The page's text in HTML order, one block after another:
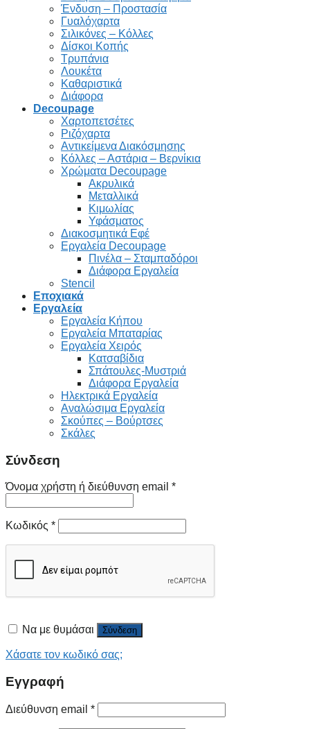
Ένδυση – Προστασία
Γυαλόχαρτα
Σιλικόνες – Κόλλες
Δίσκοι Κοπής
Τρυπάνια
Λουκέτα
Καθαριστικά
Διάφορα
Decoupage
Χαρτοπετσέτες
Ριζόχαρτα
Αντικείμενα Διακόσμησης
Κόλλες – Αστάρια – Βερνίκια
Χρώματα Decoupage
Ακρυλικά
Μεταλλικά
Κιμωλίας
Υφάσματος
Διακοσμητικά Εφέ
Εργαλεία Decoupage
Πινέλα – Σταμπαδόροι
Διάφορα Εργαλεία
Stencil
Εποχιακά
Εργαλεία
Εργαλεία Κήπου
Εργαλεία Μπαταρίας
Εργαλεία Χειρός
Κατσαβίδια
Σπάτουλες-Μυστριά
Διάφορα Εργαλεία
Ηλεκτρικά Εργαλεία
Αναλώσιμα Εργαλεία
Σκούπες – Βούρτσες
Σκάλες
Σύνδεση
Όνομα χρήστη ή διεύθυνση email *
Κωδικός *
Να με θυμάσαι Σύνδεση
Χάσατε τον κωδικό σας;
Εγγραφή
Διεύθυνση email *